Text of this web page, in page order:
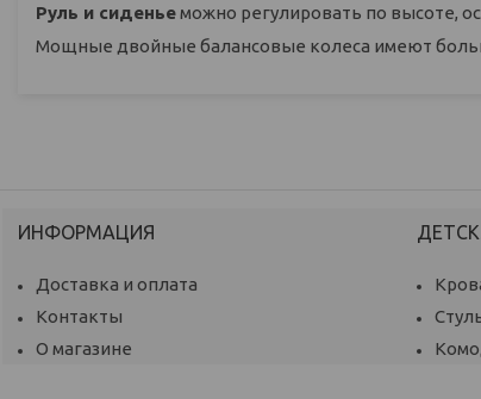
Руль и сиденьеможно регулировать по высоте,
Мощные двойные балансовые колеса имеют
ИНФОРМАЦИЯ
Доставка и оплата
Контакты
О магазине